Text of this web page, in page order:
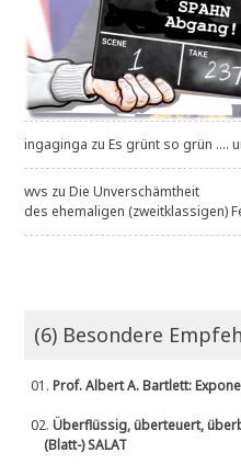
ingaginga zuEs grünt so grün ....
wvs zuDie Unverschämtheit
des ehemaligen (zweitklassigen)
(6) Besondere
01.Prof. Albert A. Bartlett:
02.Überflüssig, überteuert,
(Blatt-) SALAT